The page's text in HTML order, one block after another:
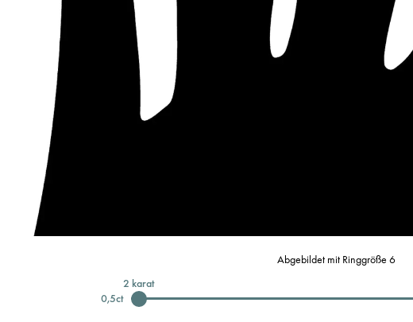
Abgebildet mit Ringgröße 6
0,5ct
2 karat